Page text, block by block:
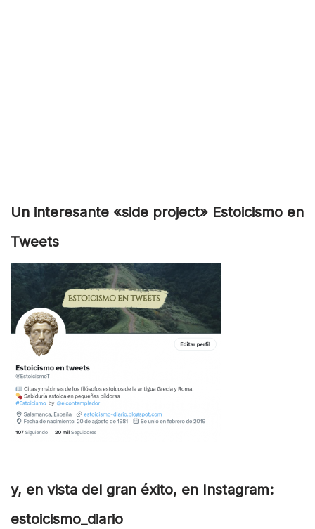
Un interesante «side project» Estoicismo en
Tweets
y, en vista del gran éxito, en Instagram:
estoicismo_diario